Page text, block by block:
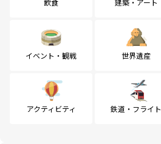
イベント・観戦 世界遺産
アクティビティ 鉄道・フライト